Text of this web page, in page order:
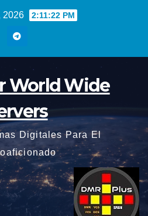
2026 2:11:22 PM
World Wide
Digitales Para El